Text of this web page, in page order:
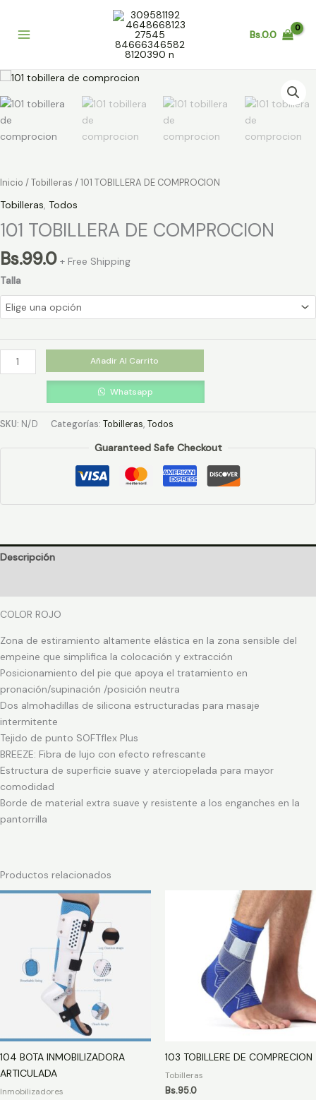
contenido
Bs.0.0
Inicio /Tobilleras / 101 TOBILLERA DE COMPROCION
Tobilleras, Todos
101 TOBILLERA DE COMPROCION
Bs.99.0 + Free Shipping
Talla
101
TOBILLERA
DE
COMPROCION
cantidad
Añadir Al Carrito
Whatsapp
SKU: N/D Categorías: Tobilleras, Todos
Guaranteed Safe Checkout
Descripción
COLOR ROJO
Zona de estiramiento altamente elástica en la zona sensible del
empeine que simplifica la colocación y extracción
Posicionamiento del pie que apoya el tratamiento en
pronación/supinación /posición neutra
Dos almohadillas de silicona estructuradas para masaje
intermitente
Tejido de punto SOFTflex Plus
BREEZE: Fibra de lujo con efecto refrescante
Estructura de superficie suave y aterciopelada para mayor
comodidad
Borde de material extra suave y resistente a los enganches en la
pantorrilla
Productos relacionados
104 BOTA INMOBILIZADORA
ARTICULADA
Inmobilizadores
103 TOBILLERE DE COMPRECION
Tobilleras
Bs.95.0